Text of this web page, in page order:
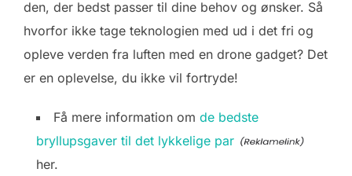
den, der bedst passer til dine behov og ønsker. Så
hvorfor ikke tage teknologien med ud i det fri og
opleve verden fra luften med en drone gadget? Det
er en oplevelse, du ikke vil fortryde!
Få mere information om de bedste
bryllupsgaver til det lykkelige par
her.